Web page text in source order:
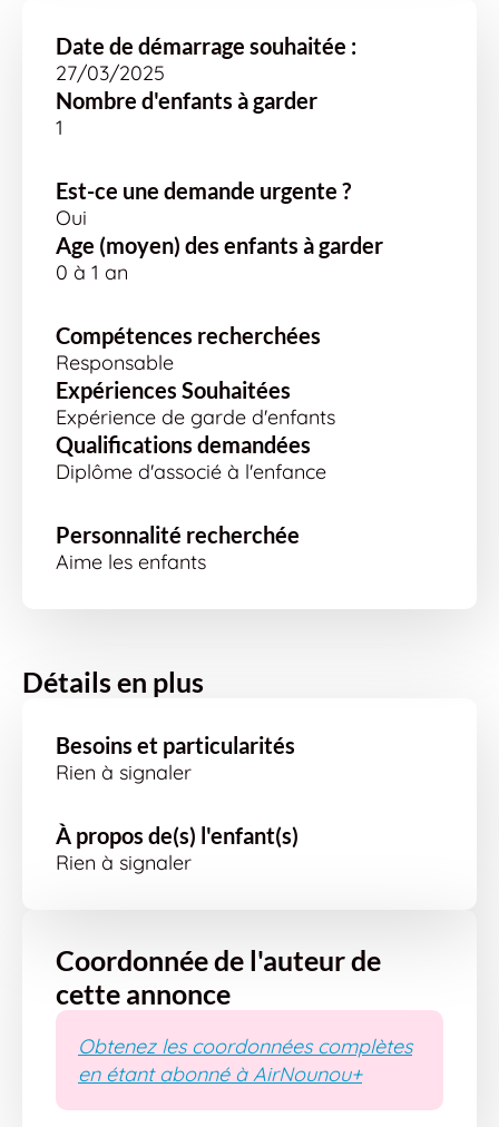
Date de démarrage souhaitée :
27/03/2025
Nombre d'enfants à garder
1
Est-ce une demande urgente ?
Oui
Age (moyen) des enfants à garder
0 à 1 an
Compétences recherchées
Responsable
Expériences Souhaitées
Expérience de garde d'enfants
Qualifications demandées
Diplôme d'associé à l'enfance
Personnalité recherchée
Aime les enfants
Détails en plus
Besoins et particularités
Rien à signaler
À propos de(s) l'enfant(s)
Rien à signaler
Coordonnée de l'auteur de
cette annonce
Obtenez les coordonnées complètes
en étant abonné à AirNounou+